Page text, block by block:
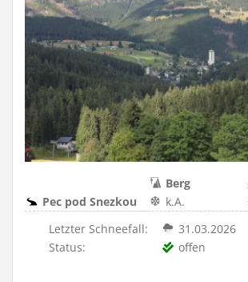
Berg
Pec pod Snezkou
k.A.
Letzter Schneefall:
31.03.2026
Status:
offen